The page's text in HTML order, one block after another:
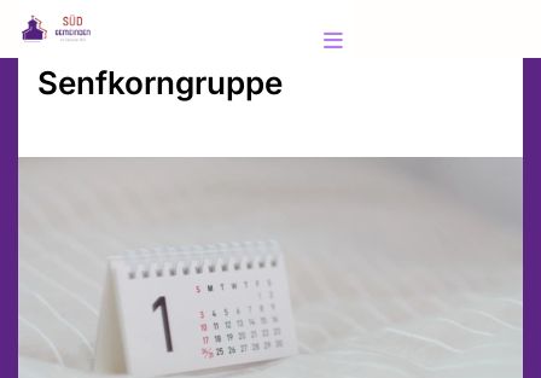
Senfkorngruppe